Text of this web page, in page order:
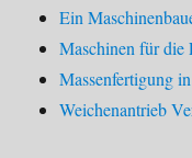
Ein
Maschinen für die
Massenfertigung
Weichenantrieb